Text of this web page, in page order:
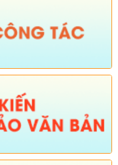
năm 2025 của Ủy ban
của Ủy ban nhân dân
án 1 Hỗ trợ đất ở xã Dào
phát triển kinh tế xã